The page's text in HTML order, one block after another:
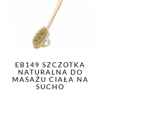
EB149 SZCZOTKA
NATURALNA DO
MASAŻU CIAŁA NA
SUCHO